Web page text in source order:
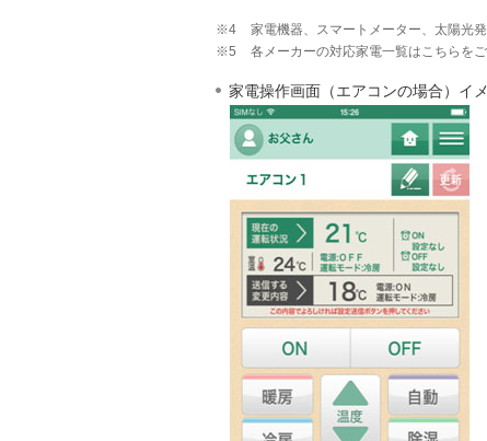
※4
家電機器、スマートメーター、太陽光
※5
各メーカーの対応家電一覧はこちらを
家電操作画面（エアコンの場合）イ